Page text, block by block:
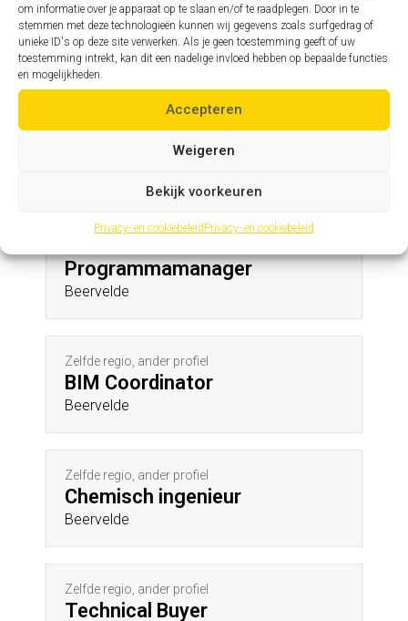
om informatie over je apparaat op te slaan en/of te raadplegen. Door in te
stemmen met deze technologieën kunnen wij gegevens zoals surfgedrag of
unieke ID's op deze site verwerken. Als je geen toestemming geeft of uw
toestemming intrekt, kan dit een nadelige invloed hebben op bepaalde functies
en mogelijkheden.
Accepteren
Weigeren
Bekijk voorkeuren
Privacy- en cookiebeleidPrivacy- en cookiebeleid
Zelfde profiel, andere regio
Assistent hoofdingenieur
Deftinge
Andere profielen in deze regio
Programmamanager
Beervelde
Zelfde regio, ander profiel
BIM Coordinator
Beervelde
Zelfde regio, ander profiel
Chemisch ingenieur
Beervelde
Zelfde regio, ander profiel
Technical Buyer